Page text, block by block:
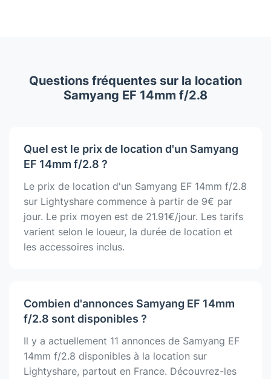
Questions fréquentes sur la location
Samyang EF 14mm f/2.8
Quel est le prix de location d'un Samyang
EF 14mm f/2.8 ?
Le prix de location d'un Samyang EF 14mm f/2.8
sur Lightyshare commence à partir de 9€ par
jour. Le prix moyen est de 21.91€/jour. Les tarifs
varient selon le loueur, la durée de location et
les accessoires inclus.
Combien d'annonces Samyang EF 14mm
f/2.8 sont disponibles ?
Il y a actuellement 11 annonces de Samyang EF
14mm f/2.8 disponibles à la location sur
Lightyshare, partout en France. Découvrez-les